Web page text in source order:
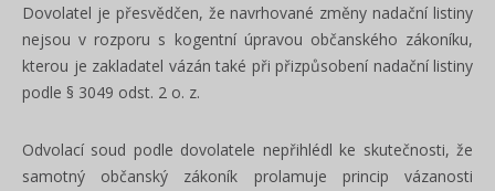
Dovolatel je přesvědčen, že navrhované změny nadační listiny
nejsou v rozporu s kogentní úpravou občanského zákoníku,
kterou je zakladatel vázán také při přizpůsobení nadační listiny
podle § 3049 odst. 2 o. z.
Odvolací soud podle dovolatele nepřihlédl ke skutečnosti, že
samotný občanský zákoník prolamuje princip vázanosti